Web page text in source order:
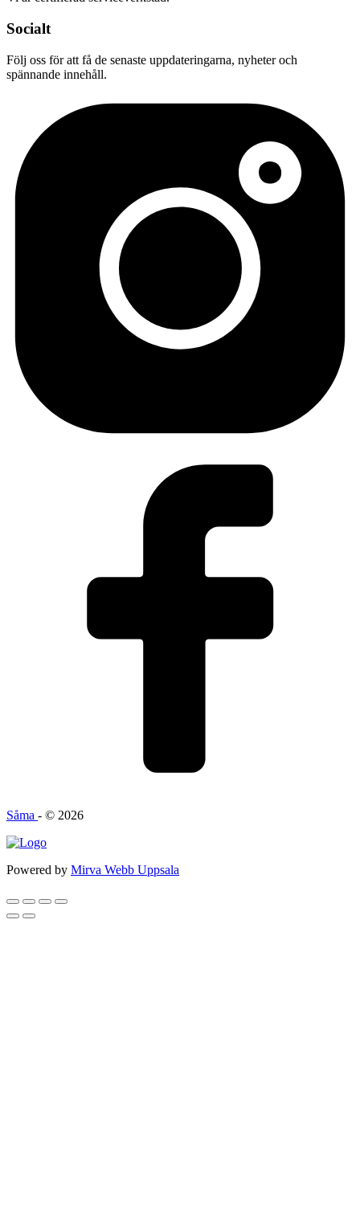
Socialt
Följ oss för att få de senaste uppdateringarna, nyheter och
spännande innehåll.
Såma - © 2026
Powered by Mirva Webb Uppsala